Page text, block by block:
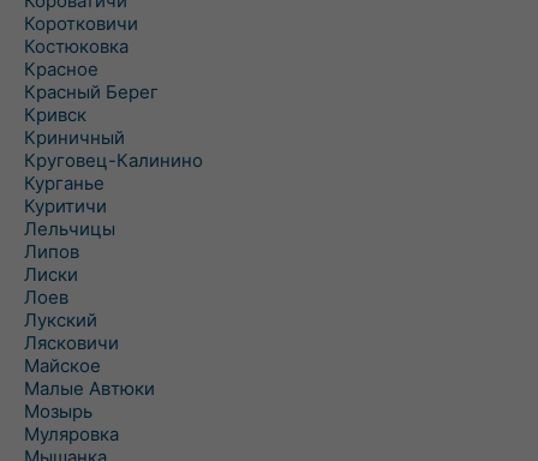
Коротковичи
Костюковка
Красное
Красный Берег
Кривск
Криничный
Круговец-Калинино
Курганье
Куритичи
Лельчицы
Липов
Лиски
Лоев
Лукский
Лясковичи
Майское
Малые Автюки
Мозырь
Муляровка